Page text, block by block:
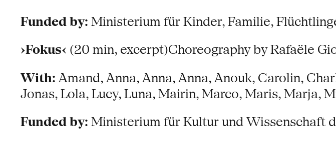
Funded by: Ministerium für Kinder, Familie,
›Fokus‹ (20 min, excerpt)Choreography by Rafaële
With: Amand, Anna, Anna, Anna, Anouk, Carolin,
Jonas, Lola, Lucy, Luna, Mairin, Marco, Maris, Marja,
Funded by: Ministerium für Kultur und Wissenschaft